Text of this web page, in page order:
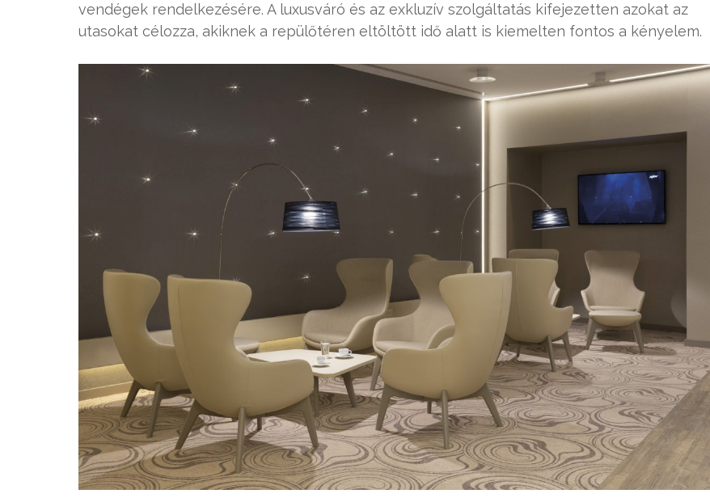
vendégek rendelkezésére. A luxusváró és az exkluzív szolgáltatás kifejezetten azokat az
utasokat célozza, akiknek a repülőtéren eltöltött idő alatt is kiemelten fontos a kényelem.